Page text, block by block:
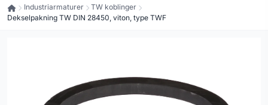
Industriarmaturer
TW koblinger
Dekselpakning TW DIN 28450, viton, type TWF